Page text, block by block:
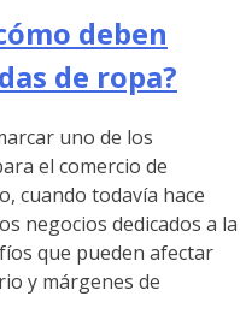
deben
de ropa?
uno de los
el comercio de
cuando todavía hace
negocios dedicados a la
que pueden afectar
y márgenes de